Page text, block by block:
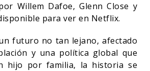
Willem Dafoe, Glenn Close y
para ver en Netflix.
futuro no tan lejano, afectado
y una política global que
hijo por familia, la historia se